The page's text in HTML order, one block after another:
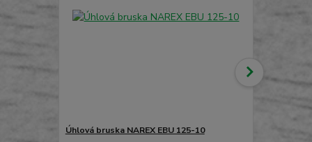
Úhlová bruska NAREX EBU 125-10